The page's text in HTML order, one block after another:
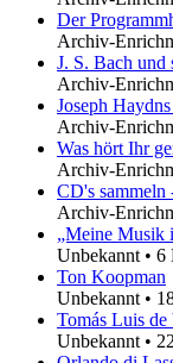
Der
Archiv-
J. S. Bach und
Archiv-
Joseph
Archiv-
Was hört Ihr
Archiv-
CD's sammeln
Archiv-
„Meine Musik
Unbekannt • 6
Ton Koopman
Unbekannt •
Tomás Luis
Unbekannt •